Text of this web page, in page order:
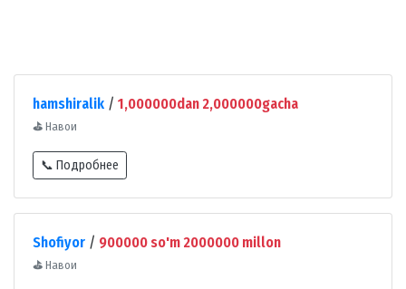
hamshiralik / 1,000000dan 2,000000gacha
⛳ Навои
📞 Подробнее
Shofiyor / 900000 so'm 2000000 millon
⛳ Навои